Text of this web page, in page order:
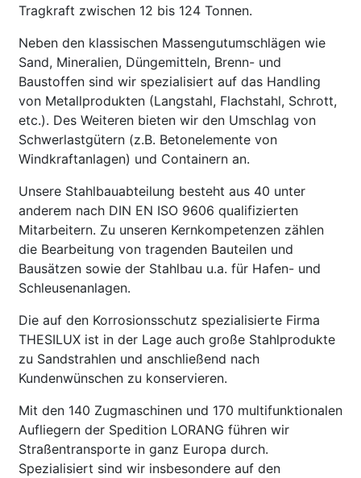
Tragkraft zwischen 12 bis 124 Tonnen.
Neben den klassischen Massengutumschlägen wie
Sand, Mineralien, Düngemitteln, Brenn- und
Baustoffen sind wir spezialisiert auf das Handling
von Metallprodukten (Langstahl, Flachstahl, Schrott,
etc.). Des Weiteren bieten wir den Umschlag von
Schwerlastgütern (z.B. Betonelemente von
Windkraftanlagen) und Containern an.
Unsere Stahlbauabteilung besteht aus 40 unter
anderem nach DIN EN ISO 9606 qualifizierten
Mitarbeitern. Zu unseren Kernkompetenzen zählen
die Bearbeitung von tragenden Bauteilen und
Bausätzen sowie der Stahlbau u.a. für Hafen- und
Schleusenanlagen.
Die auf den Korrosionsschutz spezialisierte Firma
THESILUX ist in der Lage auch große Stahlprodukte
zu Sandstrahlen und anschließend nach
Kundenwünschen zu konservieren.
Mit den 140 Zugmaschinen und 170 multifunktionalen
Aufliegern der Spedition LORANG führen wir
Straßentransporte in ganz Europa durch.
Spezialisiert sind wir insbesondere auf den